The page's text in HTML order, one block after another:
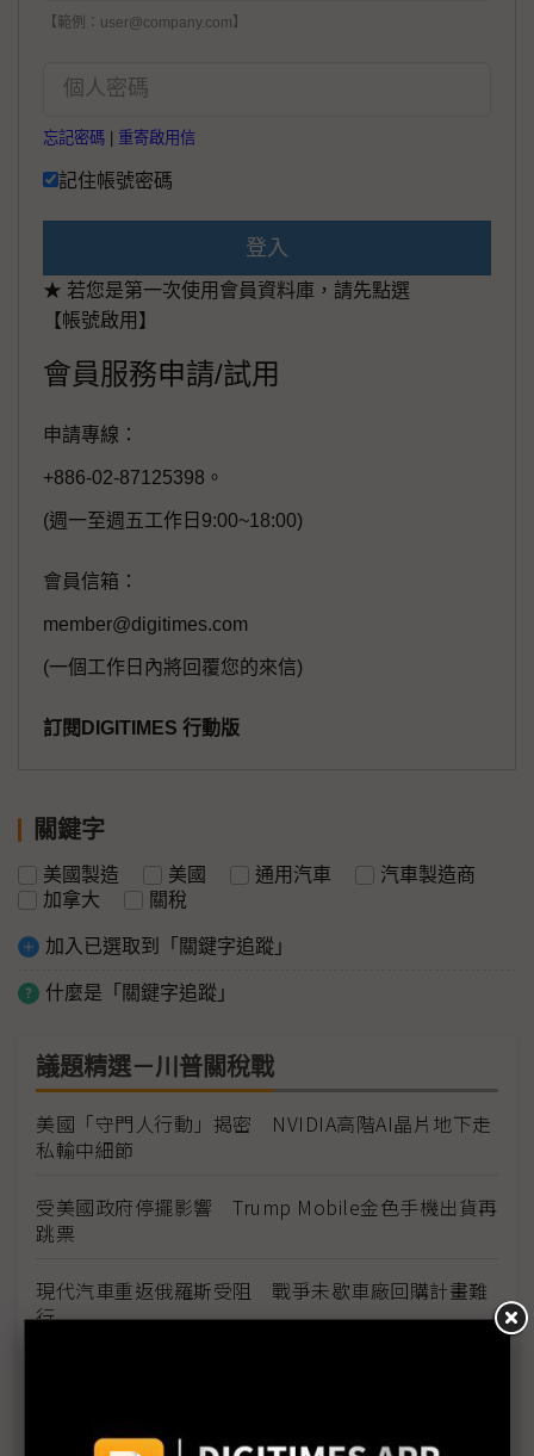
【範例：user@company.com】
忘記密碼 重寄啟用信
記住帳號密碼
登入
★ 若您是第一次使用會員資料庫，請先點選
【帳號啟用】
會員服務申請/試用
申請專線：
+886-02-87125398。
(週一至週五工作日9:00~18:00)
會員信箱：
member@digitimes.com
(一個工作日內將回覆您的來信)
訂閱DIGITIMES 行動版
關鍵字
美國製造 美國 通用汽車
汽車製造商
加拿大
關稅
加入已選取到「關鍵字追蹤」
什麼是「關鍵字追蹤」
議題精選－川普關稅戰
美國「守門人行動」揭密 NVIDIA高階AI晶片地下走
私輸中細節
受美國政府停擺影響 Trump Mobile金色手機出貨再
跳票
現代汽車重返俄羅斯受阻 戰爭未歇車廠回購計畫難
行